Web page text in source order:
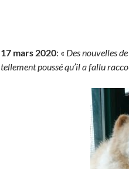
17 mars 2020: « Des nouvelles
tellement pousséqu’il a fallu